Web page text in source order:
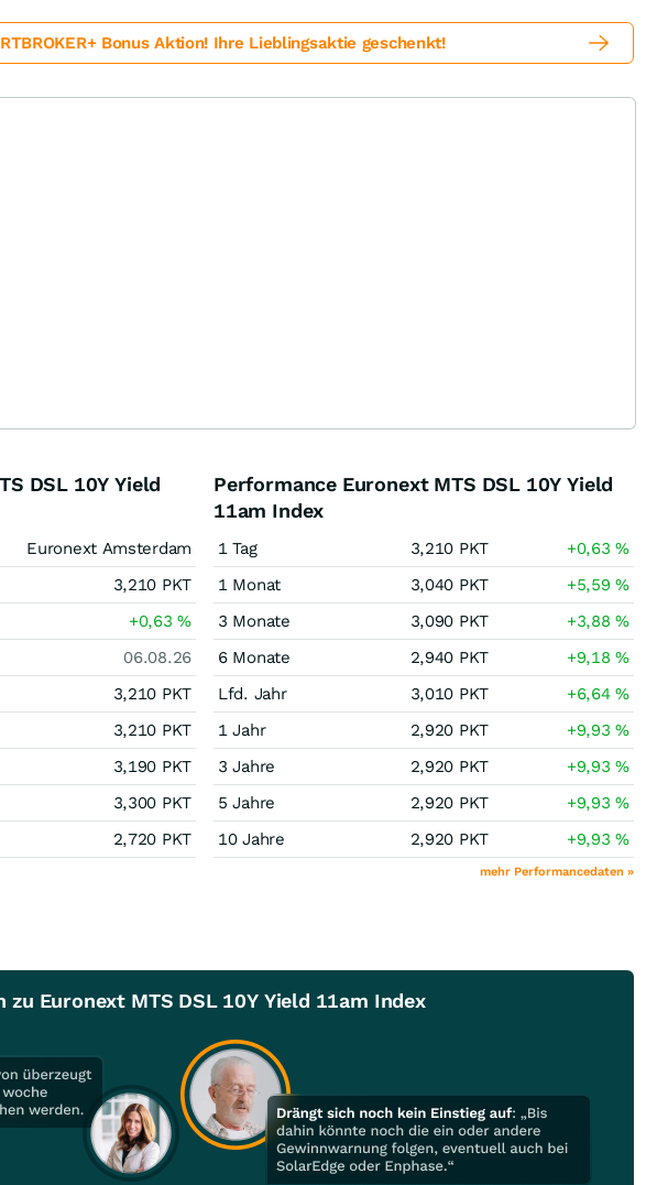
Bonus Aktion! Ihre Lieblingsaktie geschenkt!
DSL 10Y Yield
Euronext Amsterdam
3,210 PKT
+0,63%
06.08.26
3,210 PKT
3,210 PKT
3,190 PKT
3,300 PKT
2,720 PKT
Performance Euronext MTS DSL 10Y Yield
11am Index
1 Tag 3,210 PKT +0,63%
1 Monat
3,040 PKT +5,59%
3 Monate
3,090 PKT +3,88%
6 Monate
2,940 PKT +9,18%
Lfd. Jahr
3,010 PKT +6,64%
1 Jahr
2,920 PKT +9,93%
3 Jahre
2,920 PKT +9,93%
5 Jahre
2,920 PKT +9,93%
10 Jahre
2,920 PKT +9,93%
mehr Performancedaten »
zu Euronext MTS DSL 10Y Yield 11am Index